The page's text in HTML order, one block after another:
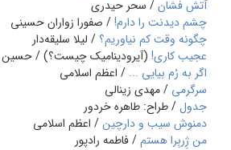
آتش فشان/ سحر حیدری
چشم دیدنت را دارم!/ صفورا زواران حسینی
چگونه وقت کم نیاوریم؟/ لیلا سلیقه‌دار
عجیب کاری! (آیرودینامیک چیست؟) /
اگر به رُم بیایی ... / اعظم اسلامی
سرگرمی / مهدی زینالی
جدول/ طراح: طاهره خردور
دمنوش سیب و دارچین/ اعظم اسلامی
من ژِربِرا هستم/ فاطمه رادپور